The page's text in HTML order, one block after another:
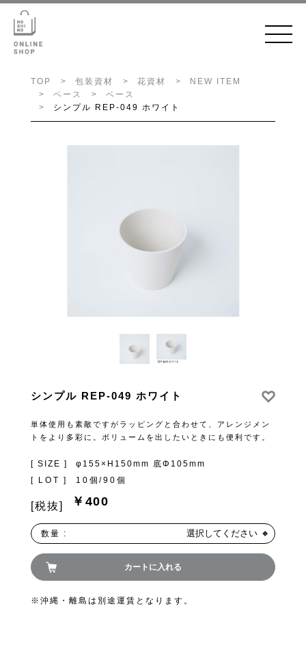
TOP 包装資材 花資材
NEW ITEM
ベース
ベース
シンプル REP-049 ホワイト
シンプル REP-049 ホワイト
単体使用も素敵ですがラッピングと合わせて、アレンジメン
トをより多彩に。ボリュームを出したいときにも便利です。
[ SIZE ]
φ155×H150mm 底Φ105mm
[ LOT ]
10個/90個
￥400
[税抜]
数量 : 選択してください
カートに入れる
※沖縄・離島は別途運賃となります。